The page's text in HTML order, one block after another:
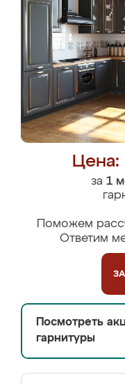
за 1
Поможем
Ответим
Посмотреть
гарнитуры